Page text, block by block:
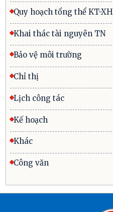
Quy hoạch tổng thể KT-XH
Khai thác tài nguyên TN
Bảo vệ môi trường
Chỉ thị
Lịch công tác
Kế hoạch
Khác
Công văn